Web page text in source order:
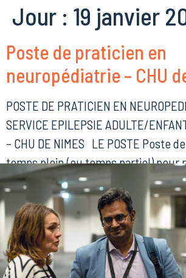
Jour : 19 janvier
Poste de praticien en
neuropédiatrie – CHU
POSTE DE PRATICIEN EN
SERVICE EPILEPSIE ADULTE/
– CHU DE NIMES LE POSTE Poste
temps plein (ou temps partiel) pour
l’interprétation des EEG, réaliser
d’épileptologie pédiatrique et
parcours pour le bilan des
n’y a pas de garde […]